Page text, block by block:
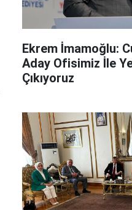
Ekrem İmamoğlu:
Aday Ofisimiz İle
Çıkıyoruz